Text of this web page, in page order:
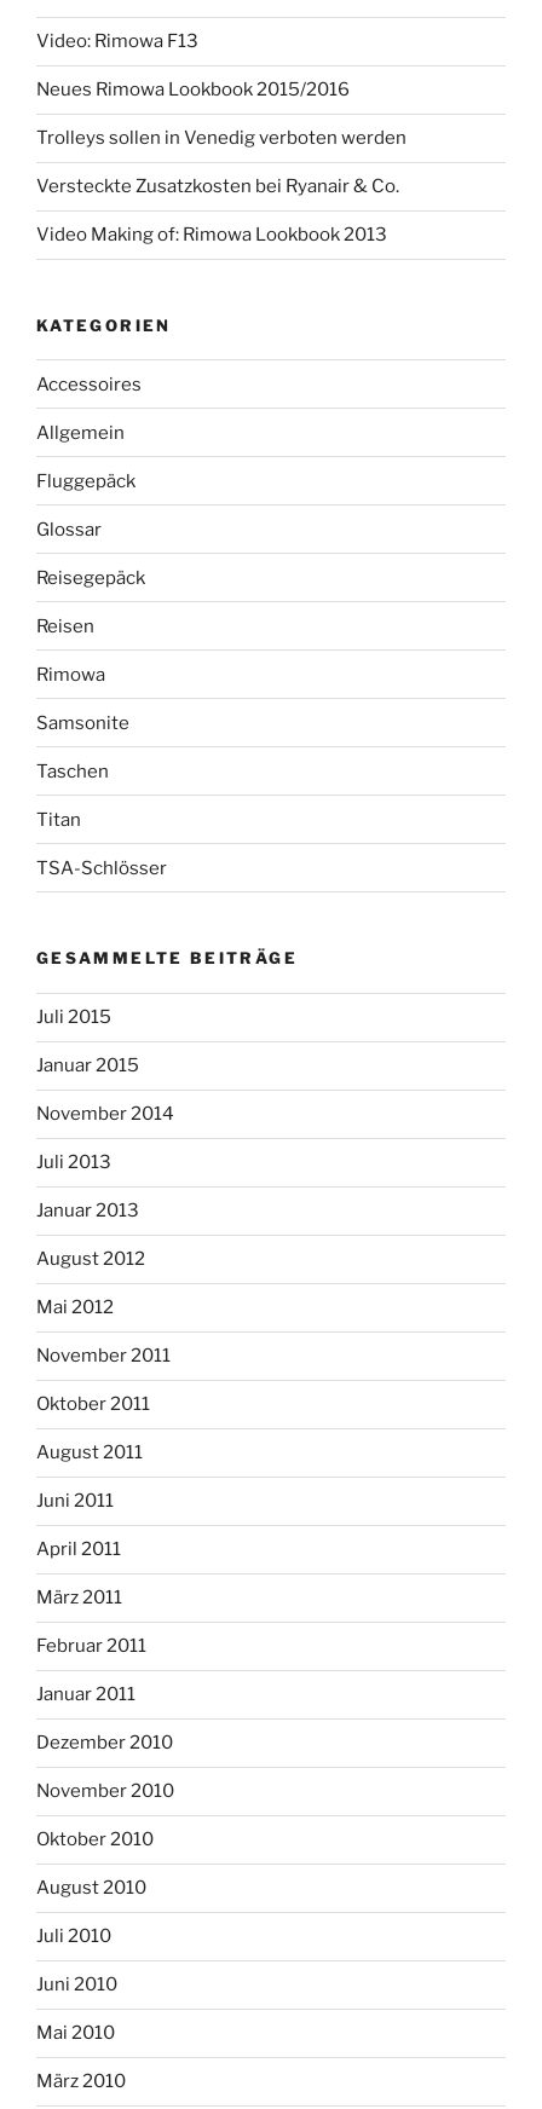
Video: Rimowa F13
Neues Rimowa Lookbook 2015/2016
Trolleys sollen in Venedig verboten werden
Versteckte Zusatzkosten bei Ryanair & Co.
Video Making of: Rimowa Lookbook 2013
KATEGORIEN
Accessoires
Allgemein
Fluggepäck
Glossar
Reisegepäck
Reisen
Rimowa
Samsonite
Taschen
Titan
TSA-Schlösser
GESAMMELTE BEITRÄGE
Juli 2015
Januar 2015
November 2014
Juli 2013
Januar 2013
August 2012
Mai 2012
November 2011
Oktober 2011
August 2011
Juni 2011
April 2011
März 2011
Februar 2011
Januar 2011
Dezember 2010
November 2010
Oktober 2010
August 2010
Juli 2010
Juni 2010
Mai 2010
März 2010